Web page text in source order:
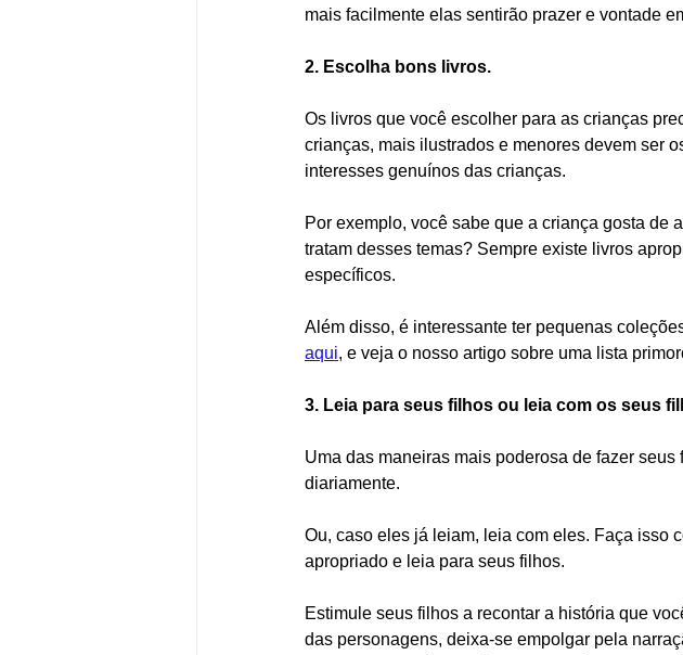
mais facilmente elas sentirão prazer e vontade
2. Escolha bons livros.
Os livros que você escolher para as crianças
crianças, mais ilustrados e menores devem ser
interesses genuínos das crianças.
Por exemplo, você sabe que a criança gosta
tratam desses temas? Sempre existe livros
específicos.
Além disso, é interessante ter pequenas
aqui, e veja o nosso artigo sobre uma lista
3. Leia para seus filhos ou leia com os seus
Uma das maneiras mais poderosa de fazer
diariamente.
Ou, caso eles já leiam, leia com eles. Faça isso
apropriado e leia para seus filhos.
Estimule seus filhos a recontar a história que
das personagens, deixa-se empolgar pela